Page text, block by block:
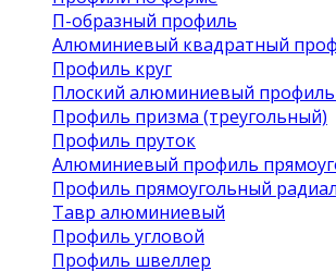
П-образный профиль
Алюминиевый квадратный
Профиль круг
Плоский алюминиевый профиль
Профиль призма (треугольный)
Профиль пруток
Алюминиевый профиль
Профиль прямоугольный
Тавр алюминиевый
Профиль угловой
Профиль швеллер